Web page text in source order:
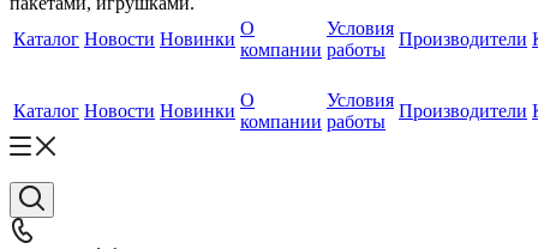
Каталог Новости Новинки
О
компании
Условия
работы
Производители
Каталог Новости Новинки
О
компании
Условия
работы
Производители